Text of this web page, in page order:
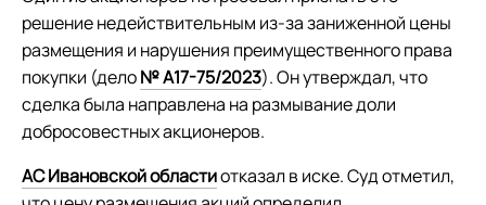
решение недействительным из-за заниженной цены
размещения и нарушения преимущественного права
покупки (дело№ А17-75/2023). Он утверждал, что
сделка была направлена на размывание доли
добросовестных акционеров.
АС Ивановской областиотказал в иске. Суд отметил,